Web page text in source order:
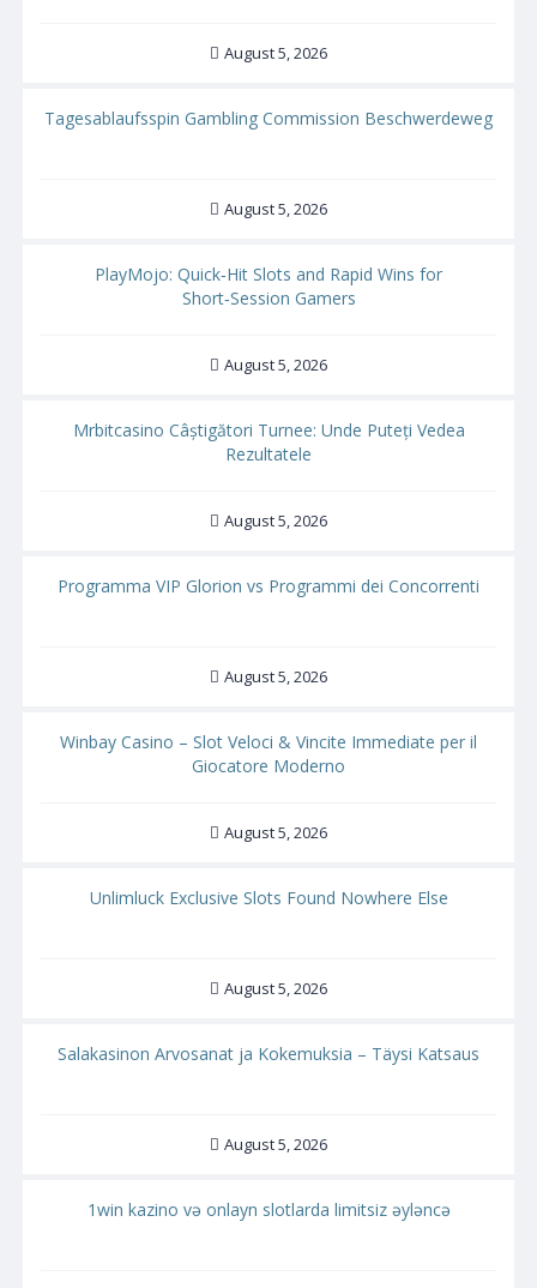
August 5, 2026
Tagesablaufsspin Gambling Commission Beschwerdeweg
August 5, 2026
PlayMojo: Quick‑Hit Slots and Rapid Wins for
Short‑Session Gamers
August 5, 2026
Mrbitcasino Câștigători Turnee: Unde Puteți Vedea
Rezultatele
August 5, 2026
Programma VIP Glorion vs Programmi dei Concorrenti
August 5, 2026
Winbay Casino – Slot Veloci & Vincite Immediate per il
Giocatore Moderno
August 5, 2026
Unlimluck Exclusive Slots Found Nowhere Else
August 5, 2026
Salakasinon Arvosanat ja Kokemuksia – Täysi Katsaus
August 5, 2026
1win kazino və onlayn slotlarda limitsiz əyləncə